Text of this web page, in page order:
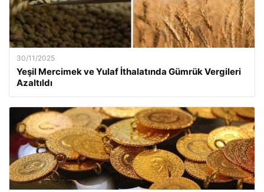
30/11/2025
Yeşil Mercimek ve Yulaf İthalatında Gümrük Vergileri
Azaltıldı